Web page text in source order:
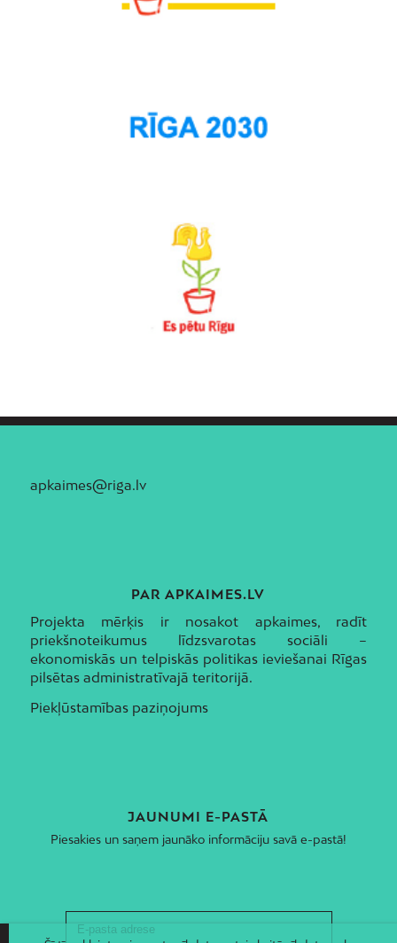
apkaimes@riga.lv
PAR APKAIMES.LV
Projekta mērķis ir nosakot apkaimes, radīt
priekšnoteikumus līdzsvarotas sociāli –
ekonomiskās un telpiskās politikas ieviešanai Rīgas
pilsētas administratīvajā teritorijā.
Piekļūstamības paziņojums
JAUNUMI E-PASTĀ
Piesakies un saņem jaunāko informāciju savā e-pastā!